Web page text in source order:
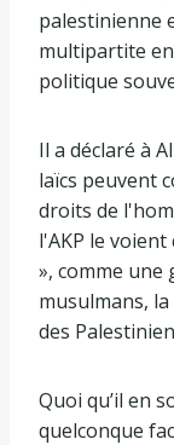
palestinienne
multipartite
politique
Il a déclaré à
laïcs peuvent
droits de
l'AKP le
», comme
musulmans,
des
Quoi qu’il en
quelconque